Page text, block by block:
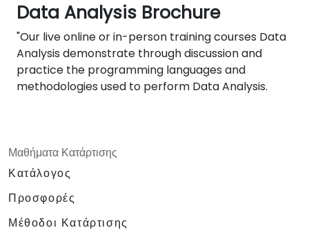
Data Analysis Brochure
"Our live online or in-person training courses Data
Analysis demonstrate through discussion and
practice the programming languages and
methodologies used to perform Data Analysis.
Μαθήματα Κατάρτισης
Κατάλογος
Προσφορές
Μέθοδοι Κατάρτισης